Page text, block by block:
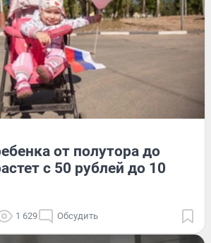
от полутора до
с 50 рублей до 10
1 629 Обсудить